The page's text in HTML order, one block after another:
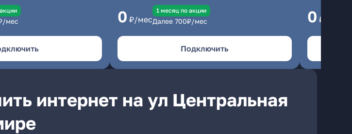
мес 0 ₽/мес
1 месяц по акции
Далее 700₽/мес
Подключить
0 ₽/мес
интернет на ул Центральная